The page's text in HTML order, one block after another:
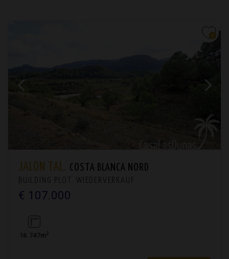
JALÓN TAL. COSTA BLANCA NORD
BUILDING PLOT. WIEDERVERKAUF
€ 107.000
16.747m2